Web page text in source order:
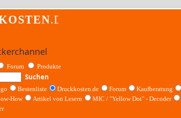
Forum Produkte
Suchen
Bestenliste Druckkosten.de Forum Kaufberatung
How Artikel von Lesern MIC / "Yellow Dot" - Decoder